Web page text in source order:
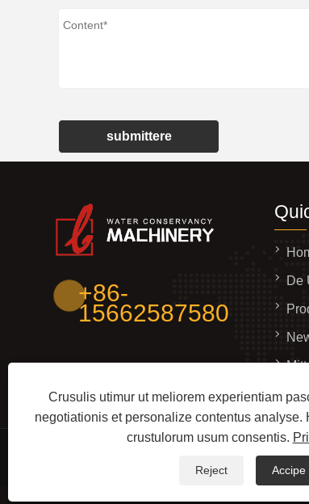
submittere
Crusulis utimur ut meliorem experientiam
negotiationis et personalize contentus analyse.
crustulorum usum consentis.
Reject Accipe
+86-
15662587580
De
Copyright © 2024 Qingzhou Aqua